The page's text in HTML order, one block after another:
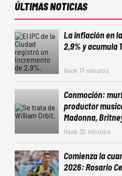
ÚLTIMAS NOTICIAS
La inflación en
2,9% y acumula
Hace 17 minutos
Conmoción:
productor
Madonna,
Hace 30 minutos
Comienza la
2026: Rosario